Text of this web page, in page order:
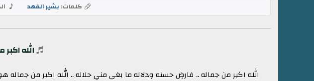
كلمات: بشير الفهد
الله
الله اكبر من جماله .. فارضٍ حسنه ودلاله ما بغى مني حلاله .. الله اكبر من